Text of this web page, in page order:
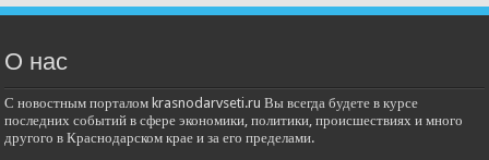
О нас
С новостным порталом krasnodarvseti.ru Вы всегда будете в курсе
последних событий в сфере экономики, политики, происшествиях и много
другого в Краснодарском крае и за его пределами.